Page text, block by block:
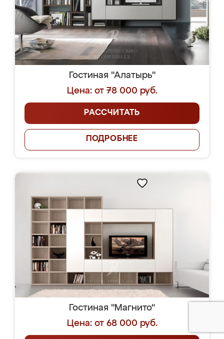
Гостиная "Алатырь"
Цена: от 78 000 руб.
РАССЧИТАТЬ
ПОДРОБНЕЕ
Гостиная "Магнито"
Цена: от 68 000 руб.